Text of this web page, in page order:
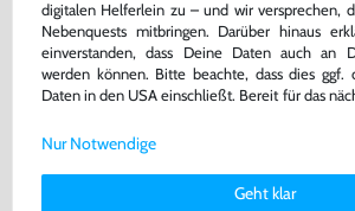
Original USB Ladekabel Adapter
gebraucht
Konsole
nur
digitalen Helferlein zu – und wir versprechen,
Nebenquests mitbringen. Darüber hinaus
einverstanden, dass Deine Daten auch an
werden können. Bitte beachte, dass dies ggf.
Daten in den USA einschließt. Bereit für das
Weitere Informationen zu den von uns
Deinen Rechten als Nutzer findest Du in
Impressum.
Geht klar
Nur Notwendige